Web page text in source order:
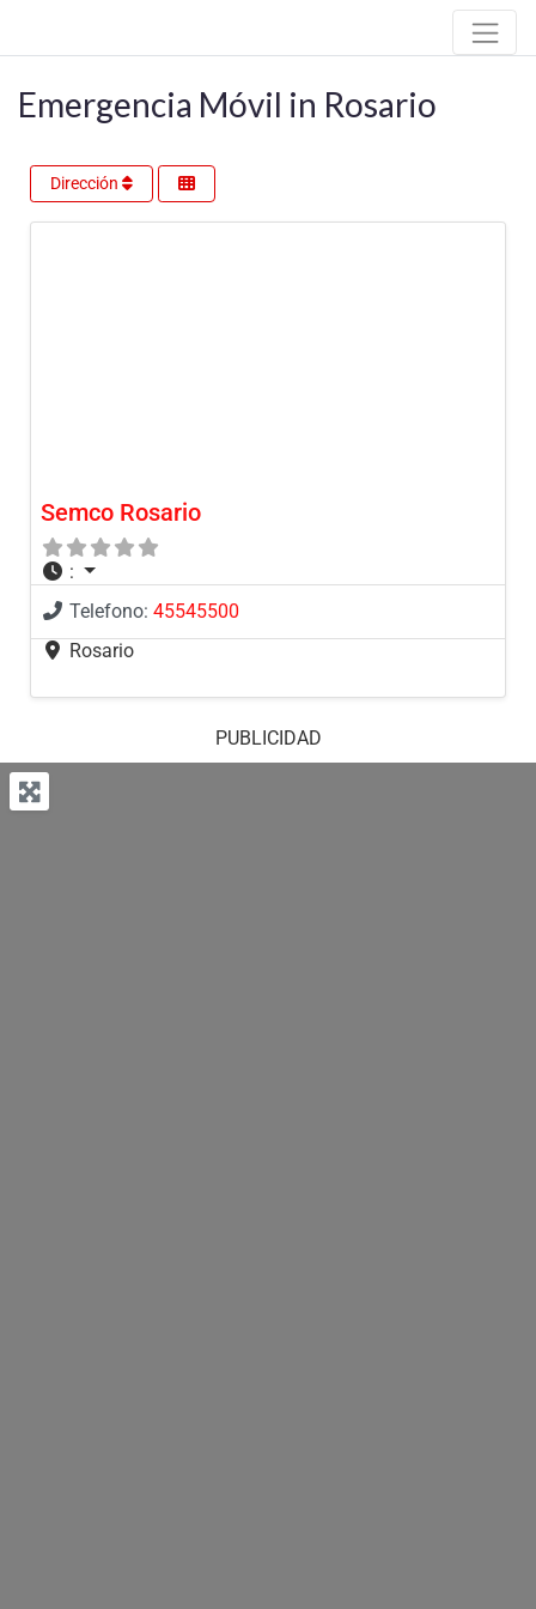
Emergencia Móvil in Rosario
Dirección
Semco Rosario
:
Telefono: 45545500
Rosario
PUBLICIDAD